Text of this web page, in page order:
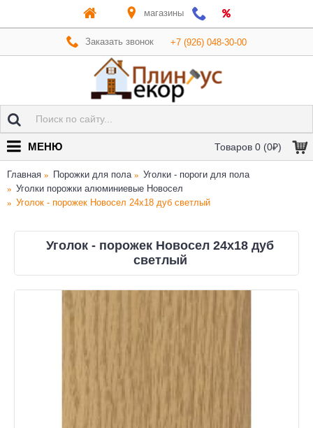
магазины
Заказать звонок +7 (926) 048-30-00
Товаров 0 (0₽)
МЕНЮ
Главная Порожки для пола
Уголки - пороги для пола
Уголки порожки алюминиевые Новосел
Уголок - порожек Новосел 24х18 дуб светлый
Уголок - порожек Новосел 24х18 дуб
светлый